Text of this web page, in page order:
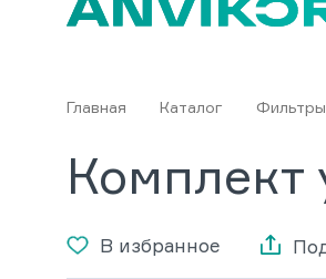
Главная Каталог
Комплект
В избранное